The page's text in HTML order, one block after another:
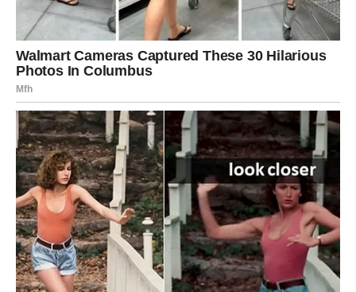
Težina Uspomena
Đulkica takođe razmatra moralnu dilemu o tome kako se
sećamo preminulih umetnika i kako se ponašamo prema
pamte. Ali mnogima su njegove pesme bile jedino što ih je
ikada učinilo relevantnim.”Ova izjava otvara pitanje o
autentičnosti i zahvalnosti u muzičkoj industriji. Kako se
sjećanje na Sinana Sakića razvija, njegova muzika postaje
deo kulture koju ne smemo zaboraviti. U tom kontekstu,
Đulkica ističe kako je važno ne samo pjevati njegove pesme,
već i razumeti poruku koju su nosile.
U svojim izjavama, Đulkica je naglasila i težinu onoga što njen